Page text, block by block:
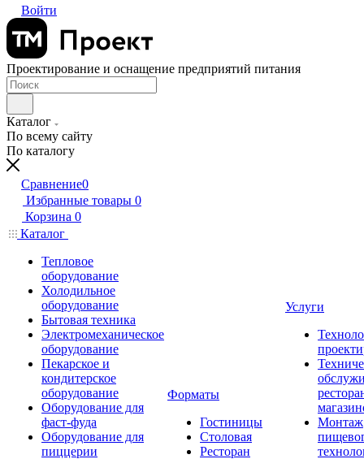
Войти
Проектирование и оснащение предприятий питания
Каталог
По всему сайту
По каталогу
Сравнение0
Избранные товары 0
Корзина 0
Каталог
Тепловое
оборудование
Холодильное
оборудование
Бытовая техника
Электромеханическое
оборудование
Пекарское и
кондитерское
оборудование
Оборудование для
фаст-фуда
Оборудование для
пиццерии
Форматы
Гостиницы
Столовая
Ресторан
Услуги
Монтаж